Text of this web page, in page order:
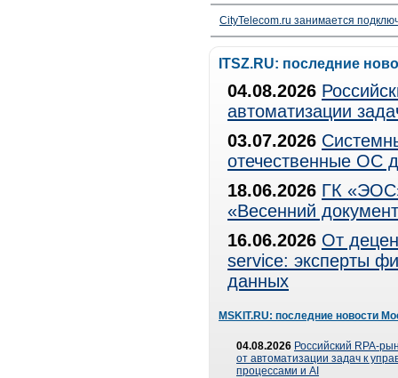
CityTelecom.ru занимается
ITSZ.RU: последние
04.08.2026
автоматизации
03.07.2026
отечественные ОС
18.06.2026 ГК
«Весенний
16.06.2026 От
service: эксперты
данных
MSKIT.RU: последние новости
04.08.2026 Российский RPA-
от автоматизации задач к
процессами и AI